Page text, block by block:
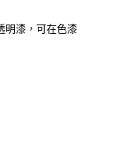
明漆，可在色漆